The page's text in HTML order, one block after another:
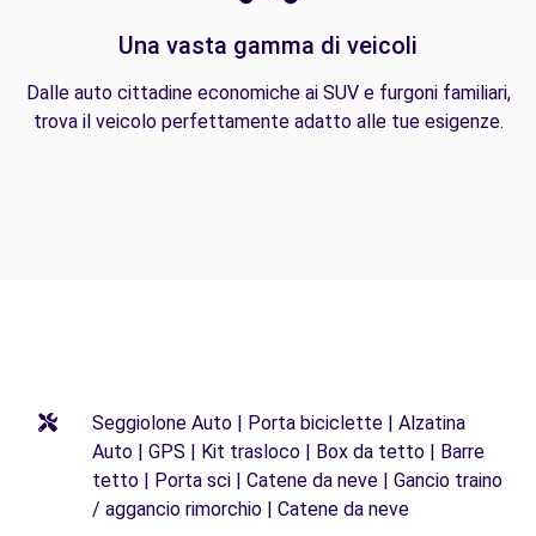
Una vasta gamma di veicoli
Dalle auto cittadine economiche ai SUV e furgoni familiari,
trova il veicolo perfettamente adatto alle tue esigenze.
Seggiolone Auto | Porta biciclette | Alzatina
Auto | GPS | Kit trasloco | Box da tetto | Barre
tetto | Porta sci | Catene da neve | Gancio traino
/ aggancio rimorchio | Catene da neve